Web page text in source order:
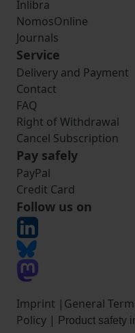
Inlibra
NomosOnline
Journals
Service
Delivery and Payment
Contact
FAQ
Right of Withdrawal
Cancel Subscription
Pay safely
PayPal
Credit Card
Follow us on
Imprint | General
Policy | Product safety